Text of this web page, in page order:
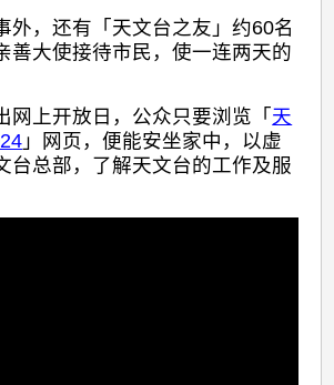
外，还有「天文台之友」约60名
善大使接待市民，使一连两天的
网上开放日，公众只要浏览「天
」网页，便能安坐家中，以虚
台总部，了解天文台的工作及服